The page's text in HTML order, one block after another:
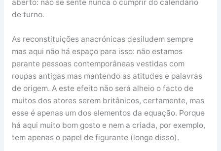
aberto: não se sente nunca o cumprir do calendário
de turno.
As reconstituições anacrónicas desiludem sempre
mas aqui não há espaço para isso: não estamos
perante pessoas contemporâneas vestidas com
roupas antigas mas mantendo as atitudes e palavras
de origem. A este efeito não será alheio o facto de
muitos dos atores serem britânicos, certamente, mas
esse é apenas um dos elementos da equação. Porque
há aqui muito bom gosto e nem a criada, por exemplo,
tem apenas o papel de figurante (longe disso).